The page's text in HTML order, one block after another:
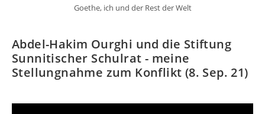
Goethe, ich und der Rest der Welt
Abdel-Hakim Ourghi und die Stiftung
Sunnitischer Schulrat - meine
Stellungnahme zum Konflikt (8. Sep. 21)